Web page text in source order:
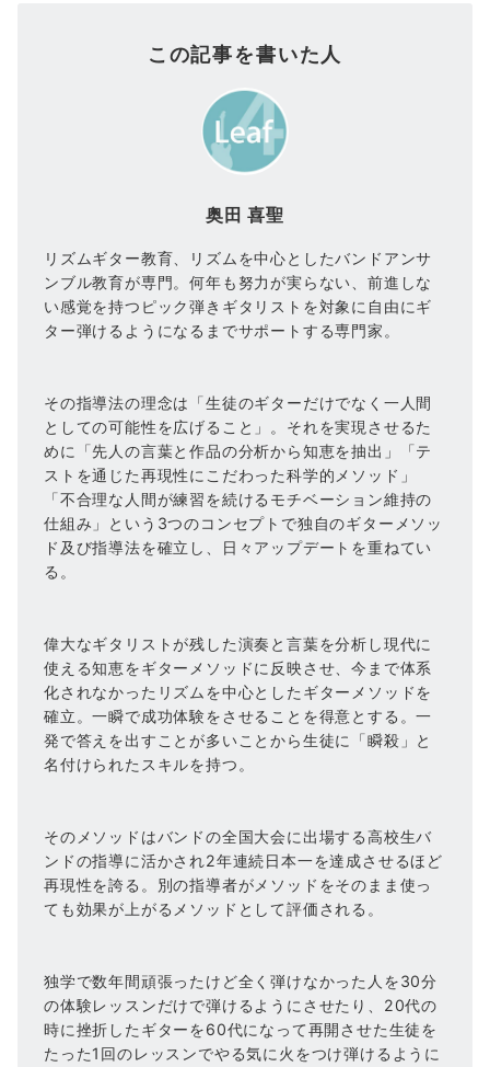
この記事を書いた人
奥田 喜聖
リズムギター教育、リズムを中心としたバンドアンサ
ンブル教育が専門。何年も努力が実らない、前進しな
い感覚を持つピック弾きギタリストを対象に自由にギ
ター弾けるようになるまでサポートする専門家。
その指導法の理念は「生徒のギターだけでなく一人間
としての可能性を広げること」。それを実現させるた
めに「先人の言葉と作品の分析から知恵を抽出」「テ
ストを通じた再現性にこだわった科学的メソッド」
「不合理な人間が練習を続けるモチベーション維持の
仕組み」という3つのコンセプトで独自のギターメソッ
ド及び指導法を確立し、日々アップデートを重ねてい
る。
偉大なギタリストが残した演奏と言葉を分析し現代に
使える知恵をギターメソッドに反映させ、今まで体系
化されなかったリズムを中心としたギターメソッドを
確立。一瞬で成功体験をさせることを得意とする。一
発で答えを出すことが多いことから生徒に「瞬殺」と
名付けられたスキルを持つ。
そのメソッドはバンドの全国大会に出場する高校生バ
ンドの指導に活かされ2年連続日本一を達成させるほど
再現性を誇る。別の指導者がメソッドをそのまま使っ
ても効果が上がるメソッドとして評価される。
独学で数年間頑張ったけど全く弾けなかった人を30分
の体験レッスンだけで弾けるようにさせたり、20代の
時に挫折したギターを60代になって再開させた生徒を
たった1回のレッスンでやる気に火をつけ弾けるように